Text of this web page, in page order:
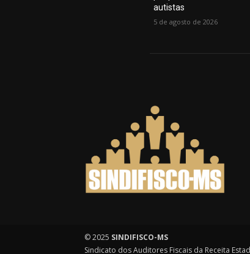
autistas
5 de agosto de 2026
© 2025 SINDIFISCO-MS
Sindicato dos Auditores Fiscais da Receita